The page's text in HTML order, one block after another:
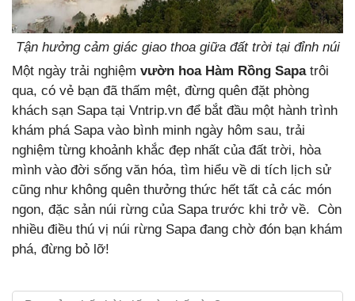
Tận hưởng cảm giác giao thoa giữa đất trời tại đỉnh núi
Một ngày trải nghiệm vườn hoa Hàm Rồng Sapatrôi
qua, có vẻ bạn đã thấm mệt, đừng quên đặt phòng
khách sạn Sapa tại Vntrip.vn để bắt đầu một hành trình
khám phá Sapa vào bình minh ngày hôm sau, trải
nghiệm từng khoảnh khắc đẹp nhất của đất trời, hòa
mình vào đời sống văn hóa, tìm hiểu về di tích lịch sử
cũng như không quên thưởng thức hết tất cả các món
ngon, đặc sản núi rừng của Sapa trước khi trở về. Còn
nhiều điều thú vị núi rừng Sapa đang chờ đón bạn khám
phá, đừng bỏ lỡ!